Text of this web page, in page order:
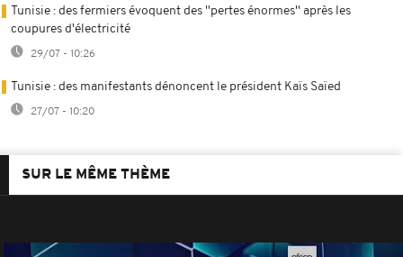
Tunisie : des fermiers évoquent des ''pertes énormes'' après les
coupures d'électricité
29/07 - 10:26
Tunisie : des manifestants dénoncent le président Kaïs Saïed
27/07 - 10:20
SUR LE MÊME THÈME